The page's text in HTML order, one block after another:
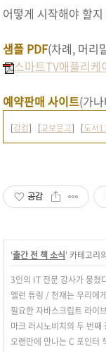
어떻게 시작해야 할
샘플 PDF(차례, 머리
스마트TV애플리
예약판매 사이트(가
[강컴] [교보문고] [도서
공감
'출간 전 책 소식' 카테고리
3인의 IT 전문 강사가 뭉쳤
엘런 튜링 / 천재는 우리에
필요한 자바스크립트 라이
마크 러시노비치의 두 번째
오랜만에 만나는 C 포인터